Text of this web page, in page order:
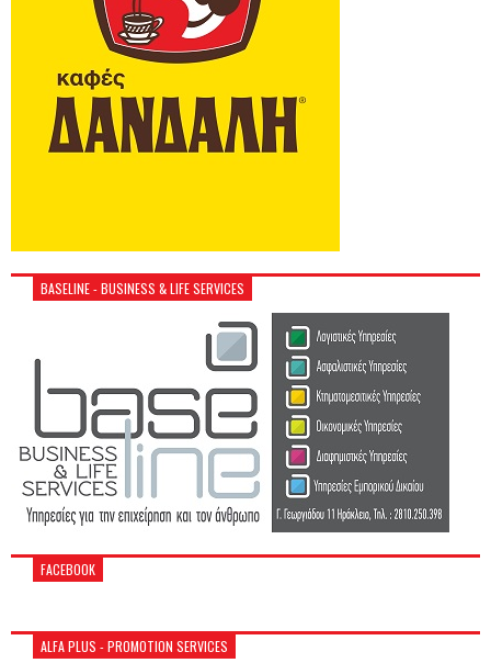
BASELINE - BUSINESS & LIFE SERVICES
FACEBOOK
ALFA PLUS - PROMOTION SERVICES